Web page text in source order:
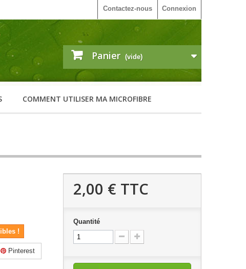
Connexion
Contactez-nous
Panier (vide)
COMMENT UTILISER MA MICROFIBRE
!
Pinterest
2,00 € TTC
Quantité